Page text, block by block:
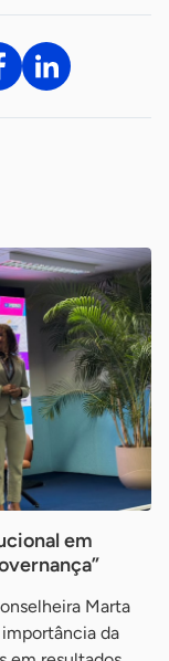
em
Marta
da